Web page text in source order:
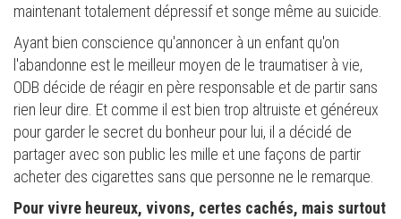
maintenant totalement dépressif et songe même au suicide.
Ayant bien conscience qu'annoncer à un enfant qu'on
l'abandonne est le meilleur moyen de le traumatiser à vie,
ODB décide de réagir en père responsable et de partir sans
rien leur dire. Et comme il est bien trop altruiste et généreux
pour garder le secret du bonheur pour lui, il a décidé de
partager avec son public les mille et une façons de partir
acheter des cigarettes sans que personne ne le remarque.
Pour vivre heureux, vivons, certes cachés, mais surtout